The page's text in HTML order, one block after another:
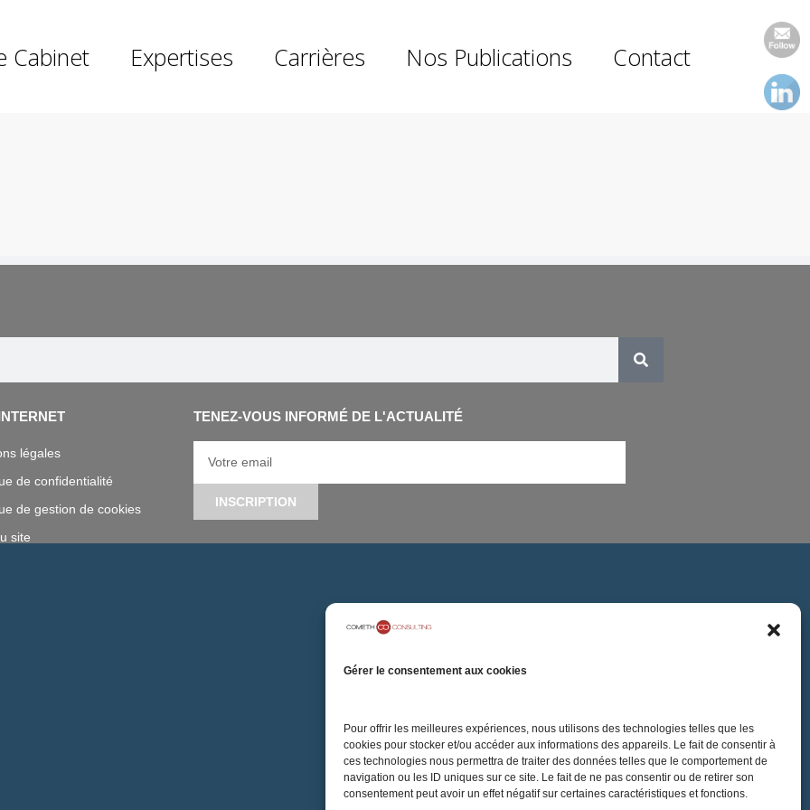
Gérer le consentement aux cookies
Pour offrir les meilleures expériences, nous utilisons des technologies telles que les
cookies pour stocker et/ou accéder aux informations des appareils. Le fait de consentir à
ces technologies nous permettra de traiter des données telles que le comportement de
navigation ou les ID uniques sur ce site. Le fait de ne pas consentir ou de retirer son
consentement peut avoir un effet négatif sur certaines caractéristiques et fonctions.
Cabinet Expertises Carrières Nos Publications Contact
légales
de confidentialité
de gestion de cookies
site
TENEZ-VOUS INFORMÉ DE L'ACTUALITÉ
INSCRIPTION